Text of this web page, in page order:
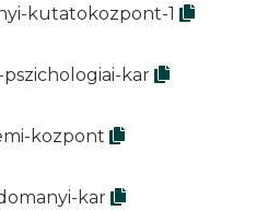
kutatokozpont-1
kar
kozpont
kar